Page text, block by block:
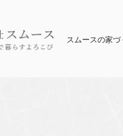
スムースの家づ